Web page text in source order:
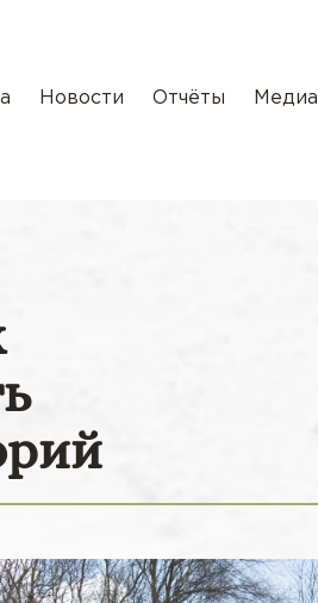
Новости Отчёты Медиа